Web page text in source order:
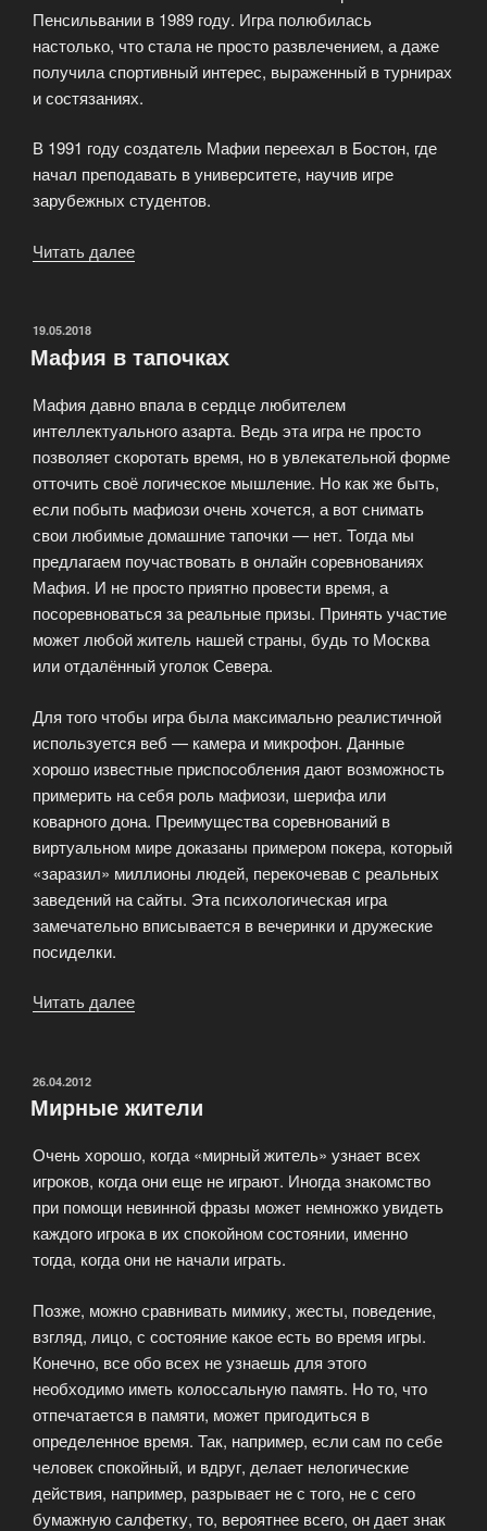
Пенсильвании в 1989 году. Игра полюбилась
настолько, что стала не просто развлечением, а даже
получила спортивный интерес, выраженный в турнирах
и состязаниях.
В 1991 году создатель Мафии переехал в Бостон, где
начал преподавать в университете, научив игре
зарубежных студентов.
Читать далее
ОПУБЛИКОВАНО
19.05.2018
Мафия в тапочках
Мафия давно впала в сердце любителем
интеллектуального азарта. Ведь эта игра не просто
позволяет скоротать время, но в увлекательной форме
отточить своё логическое мышление. Но как же быть,
если побыть мафиози очень хочется, а вот снимать
свои любимые домашние тапочки — нет. Тогда мы
предлагаем поучаствовать в онлайн соревнованиях
Мафия. И не просто приятно провести время, а
посоревноваться за реальные призы. Принять участие
может любой житель нашей страны, будь то Москва
или отдалённый уголок Севера.
Для того чтобы игра была максимально реалистичной
используется веб — камера и микрофон. Данные
хорошо известные приспособления дают возможность
примерить на себя роль мафиози, шерифа или
коварного дона. Преимущества соревнований в
виртуальном мире доказаны примером покера, который
«заразил» миллионы людей, перекочевав с реальных
заведений на сайты. Эта психологическая игра
замечательно вписывается в вечеринки и дружеские
посиделки.
Читать далее
ОПУБЛИКОВАНО
26.04.2012
Мирные жители
Очень хорошо, когда «мирный житель» узнает всех
игроков, когда они еще не играют. Иногда знакомство
при помощи невинной фразы может немножко увидеть
каждого игрока в их спокойном состоянии, именно
тогда, когда они не начали играть.
Позже, можно сравнивать мимику, жесты, поведение,
взгляд, лицо, с состояние какое есть во время игры.
Конечно, все обо всех не узнаешь для этого
необходимо иметь колоссальную память. Но то, что
отпечатается в памяти, может пригодиться в
определенное время. Так, например, если сам по себе
человек спокойный, и вдруг, делает нелогические
действия, например, разрывает не с того, не с сего
бумажную салфетку, то, вероятнее всего, он дает знак